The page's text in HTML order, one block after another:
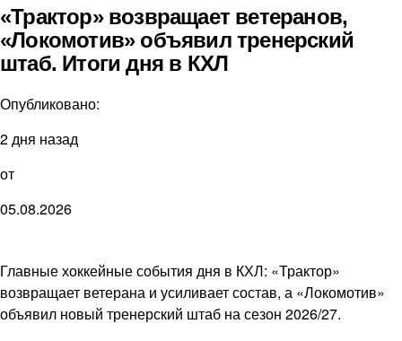
«Трактор» возвращает ветеранов,
«Локомотив» объявил тренерский
штаб. Итоги дня в КХЛ
Опубликовано:
2 дня назад
от
05.08.2026
Главные хоккейные события дня в КХЛ: «Трактор»
возвращает ветерана и усиливает состав, а «Локомотив»
объявил новый тренерский штаб на сезон 2026/27.